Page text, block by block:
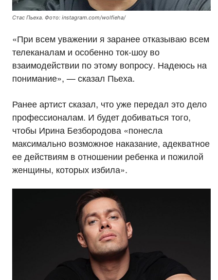
Стас Пьеха. Фото: instagram.com/wolfieha/
«При всем уважении я заранее отказываю всем
телеканалам и особенно ток-шоу во
взаимодействии по этому вопросу. Надеюсь на
понимание», — сказал Пьеха.
Ранее артист сказал, что уже передал это дело
профессионалам. И будет добиваться того,
чтобы Ирина Безбородова «понесла
максимально возможное наказание, адекватное
ее действиям в отношении ребенка и пожилой
женщины, которых избила».